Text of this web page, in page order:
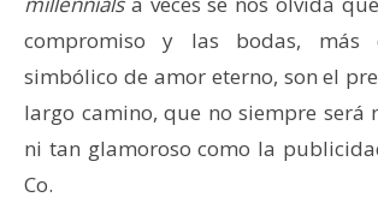
compromiso y las bodas, más
simbólico de amor eterno, son el
largo camino, que no siempre será
ni tan glamoroso como la
Co.